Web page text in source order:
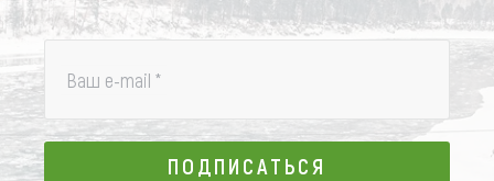
Ваш e-mail *
ПОДПИСАТЬСЯ